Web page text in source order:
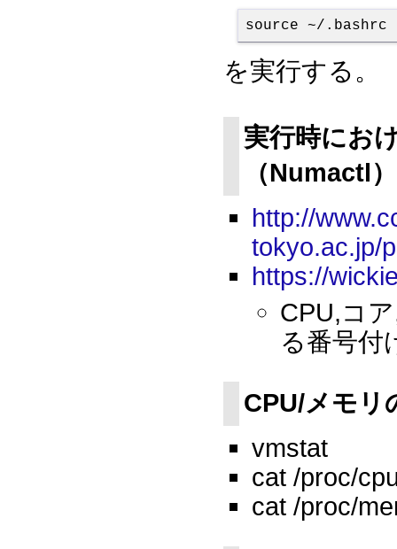
source ~/.bashrc
を実行する。
実行時にお
（Numactl
http://
tokyo.ac.jp/
https://
CPU,コ
る番号付
CPU/メモリ
vmstat
cat /proc/
cat /proc/